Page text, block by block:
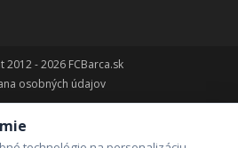
2012 - 2026 FCBarca.sk
osobných údajov